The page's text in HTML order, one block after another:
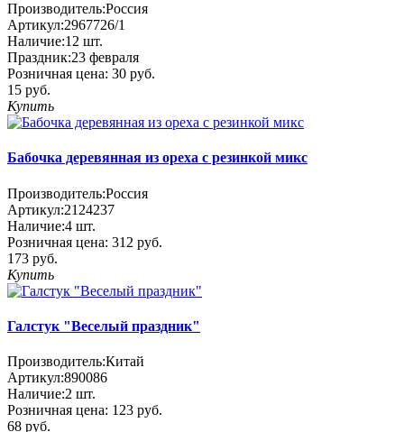
Производитель:Россия
Артикул:2967726/1
Наличие:12 шт.
Праздник:23 февраля
Розничная цена: 30 руб.
15 руб.
Купить
Бабочка деревянная из ореха с резинкой микс
Производитель:Россия
Артикул:2124237
Наличие:4 шт.
Розничная цена: 312 руб.
173 руб.
Купить
Галстук "Веселый праздник"
Производитель:Китай
Артикул:890086
Наличие:2 шт.
Розничная цена: 123 руб.
68 руб.